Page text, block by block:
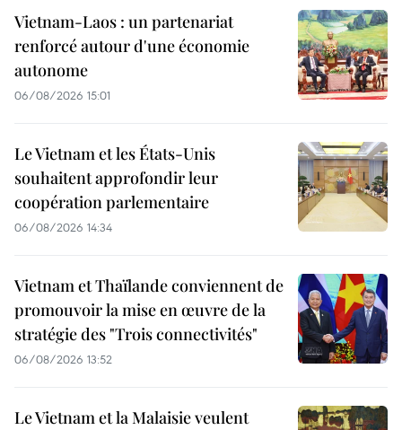
Vietnam-Laos : un partenariat
renforcé autour d'une économie
autonome
06/08/2026 15:01
Le Vietnam et les États-Unis
souhaitent approfondir leur
coopération parlementaire
06/08/2026 14:34
Vietnam et Thaïlande conviennent de
promouvoir la mise en œuvre de la
stratégie des "Trois connectivités"
06/08/2026 13:52
Le Vietnam et la Malaisie veulent